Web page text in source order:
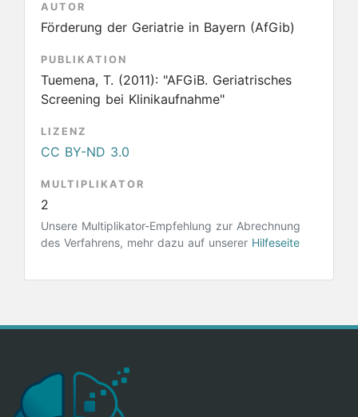
AUTOR
Förderung der Geriatrie in Bayern (AfGib)
PUBLIKATION
Tuemena, T. (2011): "AFGiB. Geriatrisches
Screening bei Klinikaufnahme"
LIZENZ
CC BY-ND 3.0
MULTIPLIKATOR
2
Unsere Multiplikator-Empfehlung zur Abrechnung
des Verfahrens, mehr dazu auf unserer Hilfeseite